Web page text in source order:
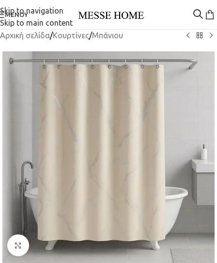
Skip to navigation
Skip to main content
ΜΕΝΟΎ
Αρχική σελίδα/Κουρτίνες/Μπάνιου
Κλικ για μεγέθυνση